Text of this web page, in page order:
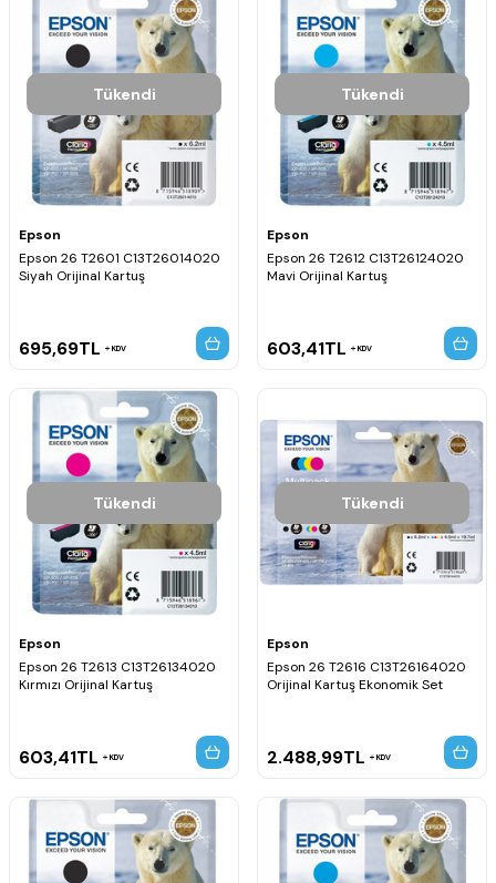
Tükendi
Epson
Epson 26 T2601 C13T26014020
Siyah Orijinal Kartuş
695,69TL KDV
Tükendi
Epson
Epson 26 T2612 C13T26124020
Mavi Orijinal Kartuş
603,41TL KDV
Tükendi
Epson
Epson 26 T2613 C13T26134020
Kırmızı Orijinal Kartuş
603,41TL KDV
Tükendi
Epson
Epson 26 T2616 C13T26164020
Orijinal Kartuş Ekonomik Set
2.488,99TL KDV